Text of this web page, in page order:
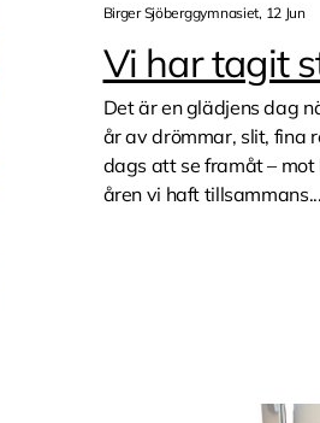
Birger Sjöberggymnasiet, 12 Jun
Vi har tagit
Det är en glädjens dag
år av drömmar, slit, fina
dags att se framåt –
åren vi haft tillsammans...